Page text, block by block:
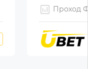
Проход